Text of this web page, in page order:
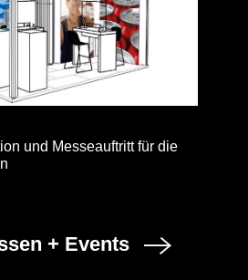
und Messeauftritt für die
+ Events